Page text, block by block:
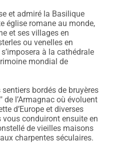
et admiré la Basilique
église romane au monde,
et ses villages en
ou venelles en
à la cathédrale
mondial de
bordés de bruyères
l’Armagnac où évoluent
d’Europe et diverses
vous conduiront ensuite en
de vieilles maisons
charpentes séculaires.